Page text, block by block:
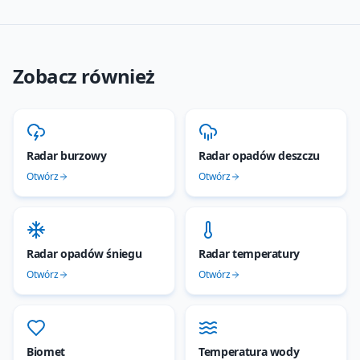
Zobacz również
Radar burzowy
Otwórz
Radar opadów deszczu
Otwórz
Radar opadów śniegu
Otwórz
Radar temperatury
Otwórz
Biomet Temperatura wody